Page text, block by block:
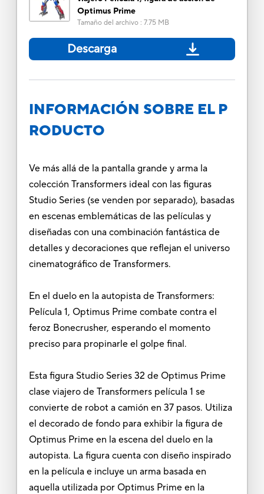
Optimus Prime
Tamaño del archivo: 7.75 MB
Descarga
INFORMACIÓN SOBRE EL P
RODUCTO
Ve más allá de la pantalla grande y arma la
colección Transformers ideal con las figuras
Studio Series (se venden por separado), basadas
en escenas emblemáticas de las películas y
diseñadas con una combinación fantástica de
detalles y decoraciones que reflejan el universo
cinematográfico de Transformers.
En el duelo en la autopista de Transformers:
Película 1, Optimus Prime combate contra el
feroz Bonecrusher, esperando el momento
preciso para propinarle el golpe final.
Esta figura Studio Series 32 de Optimus Prime
clase viajero de Transformers película 1 se
convierte de robot a camión en 37 pasos. Utiliza
el decorado de fondo para exhibir la figura de
Optimus Prime en la escena del duelo en la
autopista. La figura cuenta con diseño inspirado
en la película e incluye un arma basada en
aquella utilizada por Optimus Prime en la